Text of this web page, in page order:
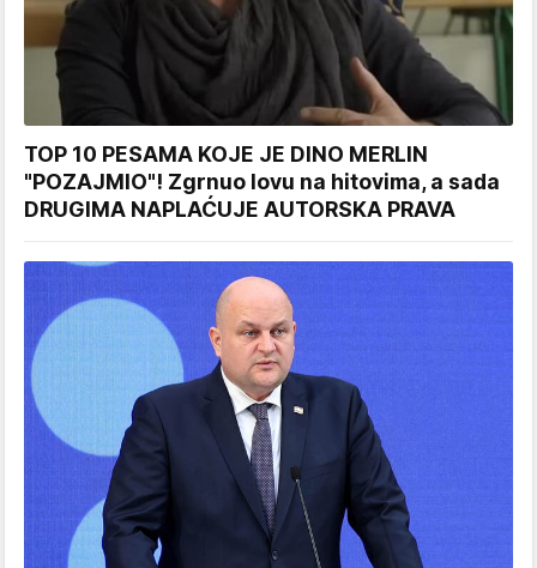
TOP 10 PESAMA KOJE JE DINO MERLIN
"POZAJMIO"! Zgrnuo lovu na hitovima, a sada
DRUGIMA NAPLAĆUJE AUTORSKA PRAVA